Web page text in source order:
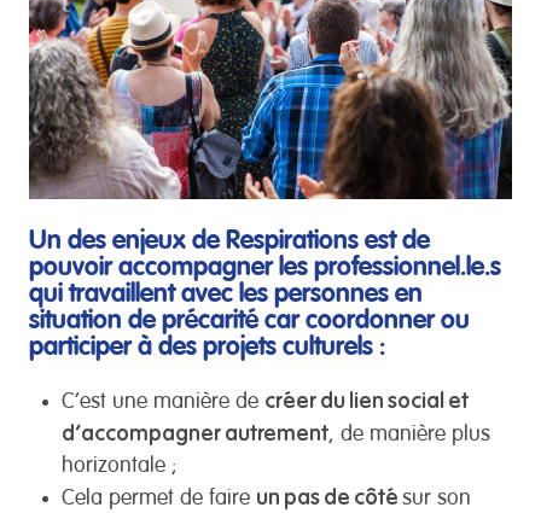
Un des enjeux de Respirations est de
pouvoir accompagner les professionnel.le.s
qui travaillent avec les personnes en
situation de précarité car coordonner ou
participer à des projets culturels :
C’est une manière de créer du lien social et
d’accompagner autrement, de manière plus
horizontale ;
Cela permet de faire un pas de côtésur son